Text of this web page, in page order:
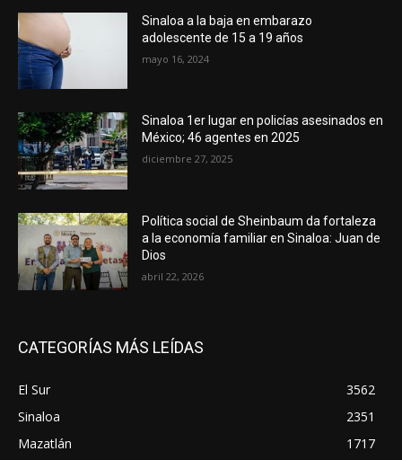
Sinaloa a la baja en embarazo
adolescente de 15 a 19 años
mayo 16, 2024
Sinaloa 1er lugar en policías asesinados en
México; 46 agentes en 2025
diciembre 27, 2025
Política social de Sheinbaum da fortaleza
a la economía familiar en Sinaloa: Juan de
Dios
abril 22, 2026
CATEGORÍAS MÁS LEÍDAS
El Sur
3562
Sinaloa
2351
Mazatlán
1717